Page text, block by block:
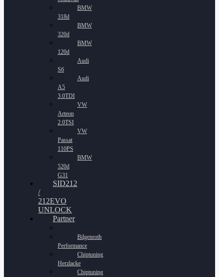
BMW
318d
BMW
320d
BMW
120d
Audi
S6
Audi
A5
3.0TDI
VW
Arteon
2.0TSI
VW
Passat
110PS
BMW
520d
G31
SID212
/
212EVO
UNLOCK
Partner
Bilgenroth
Performance
Chiptuning
Herzlacke
Chiptuning